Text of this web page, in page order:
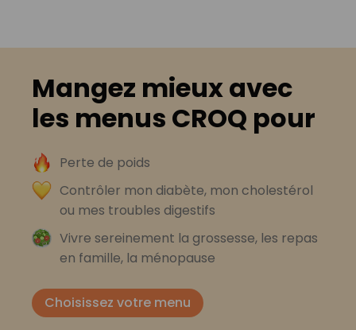
Mangez mieux avec
les menus CROQ pour
Perte de poids
Contrôler mon diabète, mon cholestérol
ou mes troubles digestifs
Vivre sereinement la grossesse, les repas
en famille, la ménopause
Choisissez votre menu